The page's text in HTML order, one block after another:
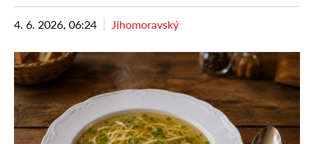
4. 6. 2026, 06:24 Jihomoravský